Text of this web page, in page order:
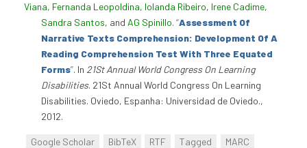
Viana, Fernanda Leopoldina, Iolanda Ribeiro, Irene Cadime,
Sandra Santos, and AG Spinillo. “Assessment Of
Narrative Texts Comprehension: Development Of A
Reading Comprehension Test With Three Equated
Forms”. In 21St Annual World Congress On Learning
Disabilities. 21St Annual World Congress On Learning
Disabilities. Oviedo, Espanha: Universidad de Oviedo.,
2012.
Google Scholar BibTeX RTF Tagged
MARC